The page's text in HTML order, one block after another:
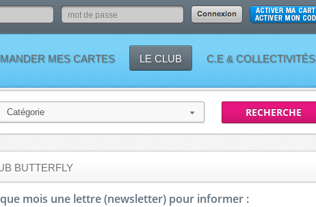
MES CARTES LE CLUB C.E & COLLECTIVITÉS
BUTTERFLY
mois une lettre (newsletter) pour informer :